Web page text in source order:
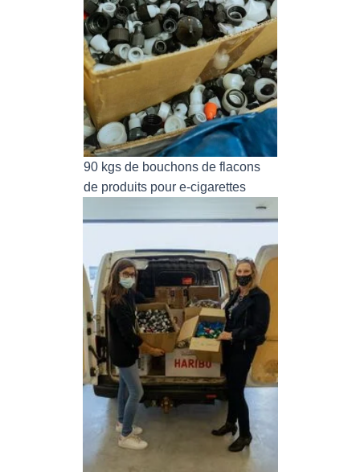
90 kgs de bouchons de flacons
de produits pour e-cigarettes